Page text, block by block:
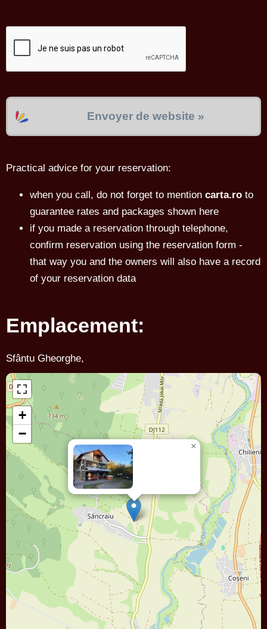
Envoyer de website »
Practical advice for your reservation:
when you call, do not forget to mention carta.ro to
guarantee rates and packages shown here
if you made a reservation through telephone,
confirm reservation using the reservation form -
that way you and the owners will also have a record
of your reservation data
Emplacement:
Sfântu Gheorghe,
×
+
−